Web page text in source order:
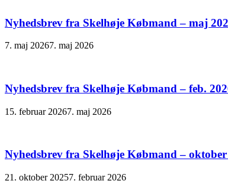
Nyhedsbrev fra Skelhøje Købmand – maj
7. maj 20267. maj 2026
Nyhedsbrev fra Skelhøje Købmand – feb.
15. februar 20267. maj 2026
Nyhedsbrev fra Skelhøje Købmand – oktober
21. oktober 20257. februar 2026